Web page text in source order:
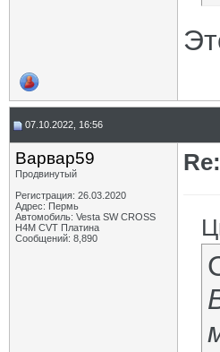
07.10.2022, 16:56
Варвар59
Продвинутый
Регистрация: 26.03.2020
Адрес: Пермь
Автомобиль: Vesta SW CROSS
H4M CVT Платина
Сообщений: 8,890